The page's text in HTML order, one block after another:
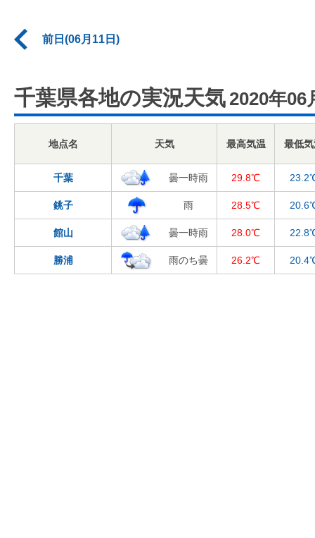
前日(06月11日)
千葉県各地の実況天気 2020年06
地点名 天気 最高気温 最低
千葉 曇一時雨 29.8℃
銚子 雨 28.5℃
館山 曇一時雨 28.0℃
勝浦 雨のち曇 26.2℃